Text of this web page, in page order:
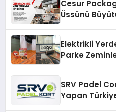
Cesur
Üssünü
Elektrikli
Parke
SRV Padel
Yapan